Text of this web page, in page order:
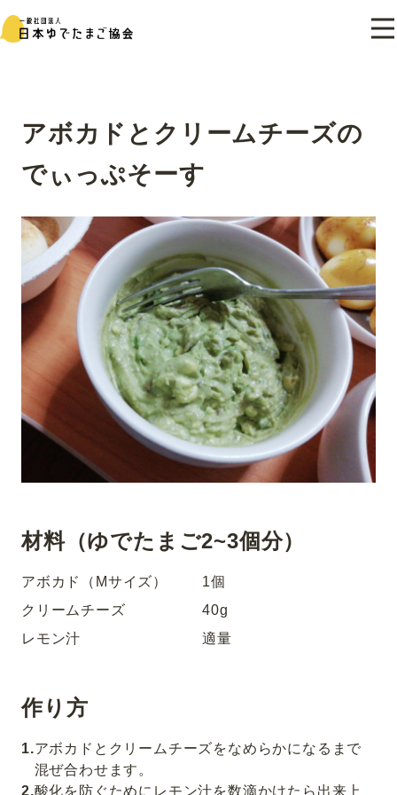
アボカドとクリームチーズの
でぃっぷそーす
材料（ゆでたまご2~3個分）
アボカド（Mサイズ）
1個
クリームチーズ
40g
レモン汁
適量
作り方
1.アボカドとクリームチーズをなめらかになるまで
混ぜ合わせます。
2.酸化を防ぐためにレモン汁を数滴かけたら出来上